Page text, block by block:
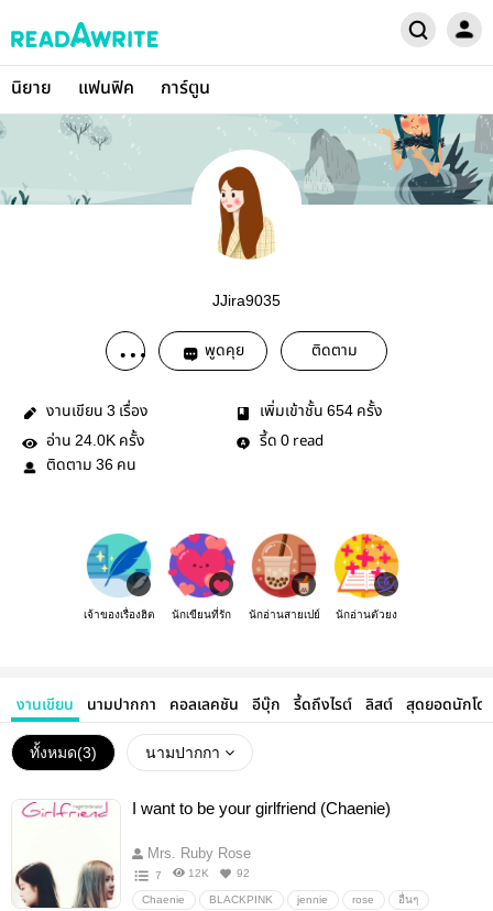
นิยาย แฟนฟิค การ์ตูน
JJira9035
พูดคุย ติดตาม
งานเขียน 3 เรื่อง เพิ่มเข้าชั้น 654 ครั้ง
อ่าน 24.0K ครั้ง รี้ด 0 read
ติดตาม 36 คน
เจ้าของเรื่องฮิต นักเขียนที่รัก นักอ่านสายเปย์ นักอ่านตัวยง
งานเขียน นามปากกา คอลเลคชัน อีบุ๊ก รี้ดถึงไรต์ ลิสต์ สุดยอดนักโด
ทั้งหมด(3) นามปากกา
I want to be your girlfriend (Chaenie)
Mrs. Ruby Rose
7 12K 92
Chaenie BLACKPINK jennie rose อื่นๆ